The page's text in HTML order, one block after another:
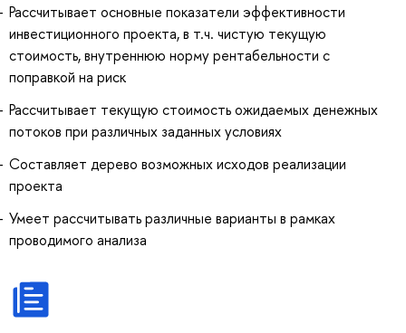
Рассчитывает основные показатели эффективности
инвестиционного проекта, в т.ч. чистую текущую
стоимость, внутреннюю норму рентабельности с
поправкой на риск
Рассчитывает текущую стоимость ожидаемых денежных
потоков при различных заданных условиях
Составляет дерево возможных исходов реализации
проекта
Умеет рассчитывать различные варианты в рамках
проводимого анализа